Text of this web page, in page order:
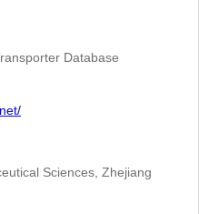
Database
Sciences, Zhejiang